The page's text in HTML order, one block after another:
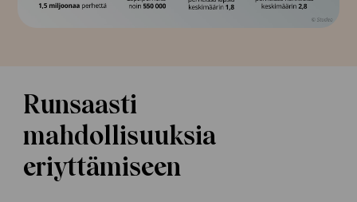
Runsaasti
mahdollisuuksia
eriyttämiseen